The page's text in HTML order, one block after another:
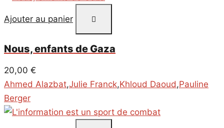
Ajouter au panier
Nous, enfants de Gaza
20,00 €
Ahmed Alazbat,Julie Franck,Khloud Daoud,Pauline
Berger